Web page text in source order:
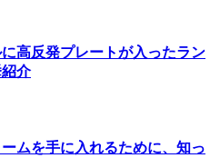
高反発プレートが入ったラン
介
ムを手に入れるために、知っ